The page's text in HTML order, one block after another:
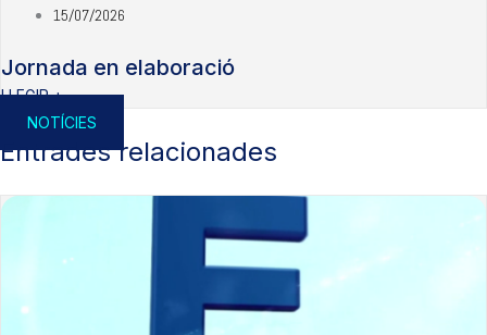
15/07/2026
Jornada en elaboració
LLEGIR +
NOTÍCIES
Entrades relacionades